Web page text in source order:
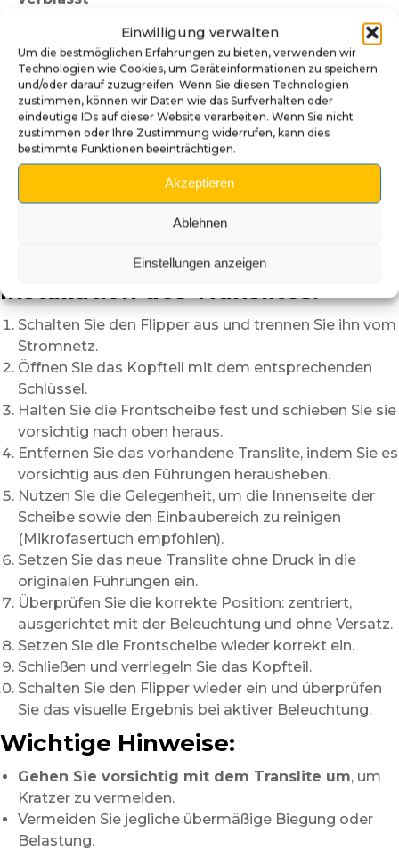
Einwilligung verwalten
Um die bestmöglichen Erfahrungen zu bieten, verwenden wir
Technologien wie Cookies, um Geräteinformationen zu speichern
und/oder darauf zuzugreifen. Wenn Sie diesen Technologien
zustimmen, können wir Daten wie das Surfverhalten oder
eindeutige IDs auf dieser Website verarbeiten. Wenn Sie nicht
zustimmen oder Ihre Zustimmung widerrufen, kann dies
bestimmte Funktionen beeinträchtigen.
Akzeptieren
Ablehnen
Einstellungen anzeigen
sind sichtbar
Wunsch nach einemsauberen und neuwertigen
Erscheinungsbild
Möglichkeit, einalternatives Designzu wählen
Vor der Installation:
Schalten Sie den Flipper vor jeder Arbeit aus.
Öffnen Sie das Kopfteil vorsichtig.
Arbeiten Sie in einer sauberen Umgebung, um Staub
Installation des Translites:
Schalten Sie den Flipper aus und trennen Sie ihn vom
Stromnetz.
Öffnen Sie das Kopfteil mit dem entsprechenden
Schlüssel.
Halten Sie die Frontscheibe fest und schieben Sie sie
vorsichtig nach oben heraus.
Entfernen Sie das vorhandene Translite, indem Sie es
vorsichtig aus den Führungen herausheben.
Nutzen Sie die Gelegenheit, um die Innenseite der
Scheibe sowie den Einbaubereich zu reinigen
(Mikrofasertuch empfohlen).
Setzen Sie das neue Translite ohne Druck in die
originalen Führungen ein.
Überprüfen Sie die korrekte Position: zentriert,
ausgerichtet mit der Beleuchtung und ohne Versatz.
Setzen Sie die Frontscheibe wieder korrekt ein.
Schließen und verriegeln Sie das Kopfteil.
Schalten Sie den Flipper wieder ein und überprüfen
Sie das visuelle Ergebnis bei aktiver Beleuchtung.
Wichtige Hinweise:
Gehen Sie vorsichtig mit dem Translite um, um
Kratzer zu vermeiden.
Vermeiden Sie jegliche übermäßige Biegung oder
Belastung.